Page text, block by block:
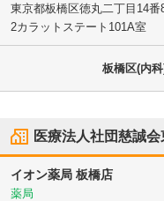
東京都板橋区徳丸二丁目14番
2カラットステート101A室
板橋区(内
医療法人社団慈誠
イオン薬局 板橋店
薬局